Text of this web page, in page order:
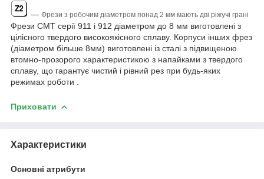
― Фрези з робочим діаметром понад 2 мм мають дві ріжучі грані
Фрези CMT серії 911 і 912 діаметром до 8 мм виготовлені з
цілісного твердого високоякісного сплаву. Корпуси інших фрез
(діаметром більше 8мм) виготовлені із сталі з підвищеною
втомно-прозорого характеристикою з напайками з твердого
сплаву, що гарантує чистий і рівний рез при будь-яких
режимах роботи .
Приховати
Характеристики
Основні атрибути